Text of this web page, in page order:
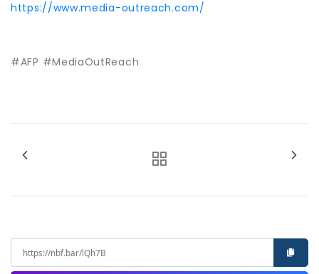
https://www.media-outreach.com/
#AFP #MediaOutReach